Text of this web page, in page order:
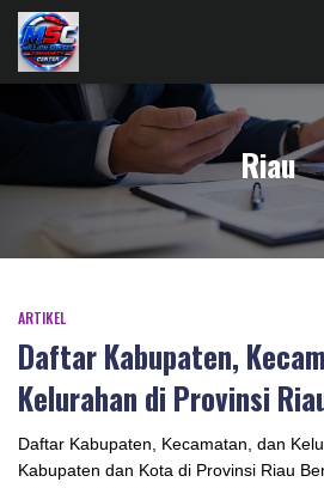
Riau
ARTIKEL
Daftar Kabupaten,
Kelurahan di Provinsi
Daftar Kabupaten, Kecamatan, dan
Kabupaten dan Kota di Provinsi Riau